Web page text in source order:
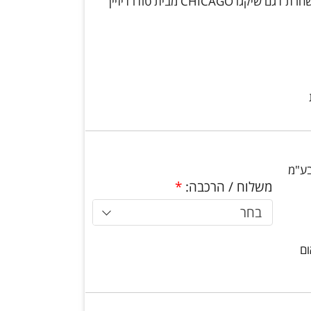
בע"מ
משלוח / הרכבה: *
בחר